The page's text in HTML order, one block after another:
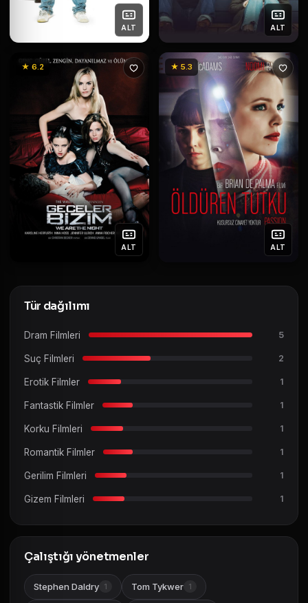
ALT ALT
★ 6.2
ALT
★ 5.3
ALT
Tür dağılımı
Dram Filmleri 5
Suç Filmleri 2
Erotik Filmler 1
Fantastik Filmler 1
Korku Filmleri 1
Romantik Filmler 1
Gerilim Filmleri 1
Gizem Filmleri 1
Çalıştığı yönetmenler
Stephen Daldry 1 Tom Tykwer 1